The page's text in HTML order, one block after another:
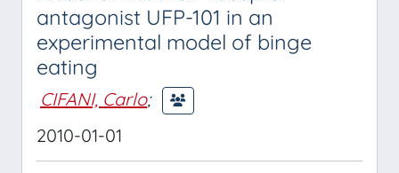
antagonist UFP-101 in an
experimental model of binge
eating
CIFANI, Carlo;
2010-01-01